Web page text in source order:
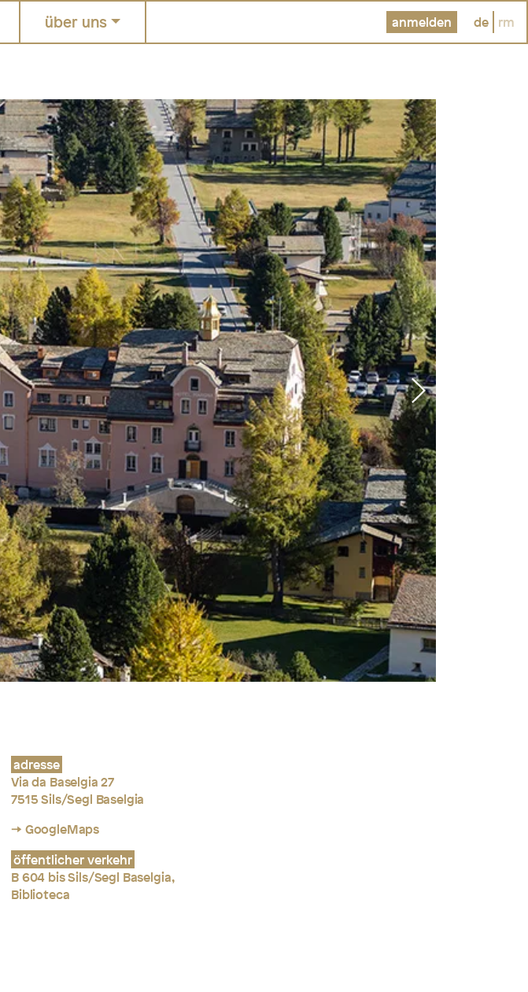
über uns anmelden de rm
adresse
Via da Baselgia 27
7515 Sils/Segl Baselgia
→ GoogleMaps
öffentlicher verkehr
B 604 bis Sils/Segl Baselgia,
Biblioteca